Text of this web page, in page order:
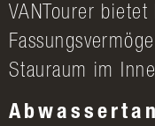
VANTourer
Stauraum im